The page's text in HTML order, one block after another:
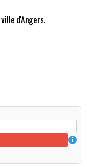
d'Angers.
i